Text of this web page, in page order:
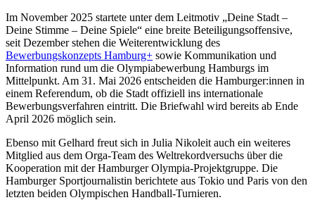
Im November 2025 startete unter dem Leitmotiv „Deine Stadt –
Deine Stimme – Deine Spiele“ eine breite Beteiligungsoffensive,
seit Dezember stehen die Weiterentwicklung des
Bewerbungskonzepts Hamburg+ sowie Kommunikation und
Information rund um die Olympiabewerbung Hamburgs im
Mittelpunkt. Am 31. Mai 2026 entscheiden die Hamburger:innen in
einem Referendum, ob die Stadt offiziell ins internationale
Bewerbungsverfahren eintritt. Die Briefwahl wird bereits ab Ende
April 2026 möglich sein.
Ebenso mit Gelhard freut sich in Julia Nikoleit auch ein weiteres
Mitglied aus dem Orga-Team des Weltrekordversuchs über die
Kooperation mit der Hamburger Olympia-Projektgruppe. Die
Hamburger Sportjournalistin berichtete aus Tokio und Paris von den
letzten beiden Olympischen Handball-Turnieren.